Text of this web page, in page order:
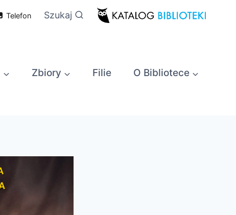
Telefon Szukaj
Zbiory Filie O Bibliotece